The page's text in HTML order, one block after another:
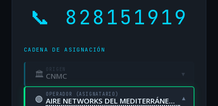
📞 828151919
CADENA DE ASIGNACIÓN
🏛 ORIGEN
CNMC ▾
🟢 OPERADOR (ASIGNATARIO)
AIRE NETWORKS DEL MEDITERRÁNEO, S.L. UNIPERSONAL ▾